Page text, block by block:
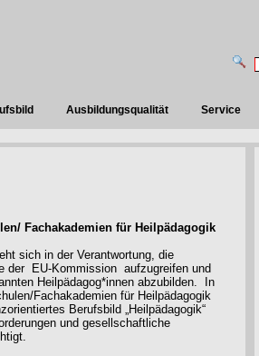
Ausbildungsqualität Service
Fachakademien für Heilpädagogik
sich in der Verantwortung, die
der EU-Kommission aufzugreifen und
Heilpädagog*innen abzubilden.
In
Fachakademien für Heilpädagogik
Berufsbild „Heilpädagogik“
und gesellschaftliche
.